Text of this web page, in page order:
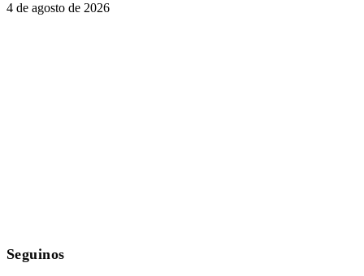
4 de agosto de 2026
Seguinos